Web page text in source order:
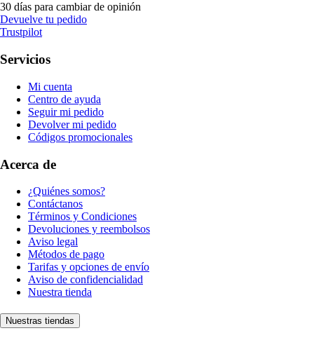
30 días para cambiar de opinión
Devuelve tu pedido
Trustpilot
Servicios
Mi cuenta
Centro de ayuda
Seguir mi pedido
Devolver mi pedido
Códigos promocionales
Acerca de
¿Quiénes somos?
Contáctanos
Términos y Condiciones
Devoluciones y reembolsos
Aviso legal
Métodos de pago
Tarifas y opciones de envío
Aviso de confidencialidad
Nuestra tienda
Nuestras tiendas